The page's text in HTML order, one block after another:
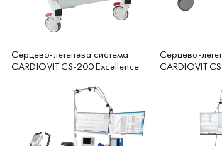
Серцево-легенева система
CARDIOVIT CS-200 Excellence
Серцево-
CARDIOVIT